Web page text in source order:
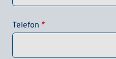
Telefon